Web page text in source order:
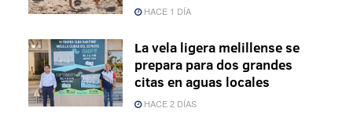
HACE 1 DÍA
La vela ligera melillense se
prepara para dos grandes
citas en aguas locales
HACE 2 DÍAS